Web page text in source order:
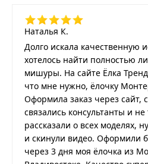
Наталья К.
Долго искала качественную
хотелось найти полностью
мишуры. На сайте Ёлка
что мне нужно, ёлочку
Оформила заказ через сайт,
связались консультанты и
рассказали о всех моделях,
и скинули видео. Оформили
через 3 дня моя ёлочка из